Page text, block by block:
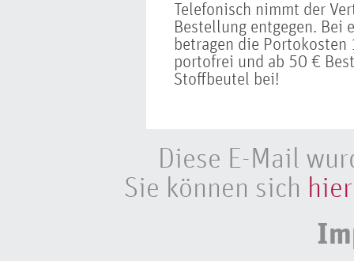
Telefonisch nimmt der
Bestellung entgegen.
betragen die
portofrei und ab 50 €
Stoffbeutel bei!
Diese E-Mail
Sie können sich hier